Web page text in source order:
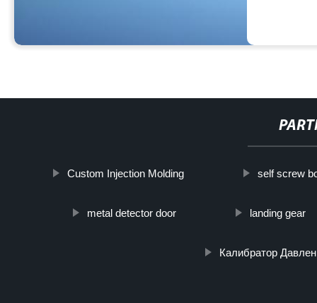
Custom Injection Molding self screw
metal detector door landing gear
Калибратор